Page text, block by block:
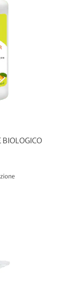
BIOLOGICO